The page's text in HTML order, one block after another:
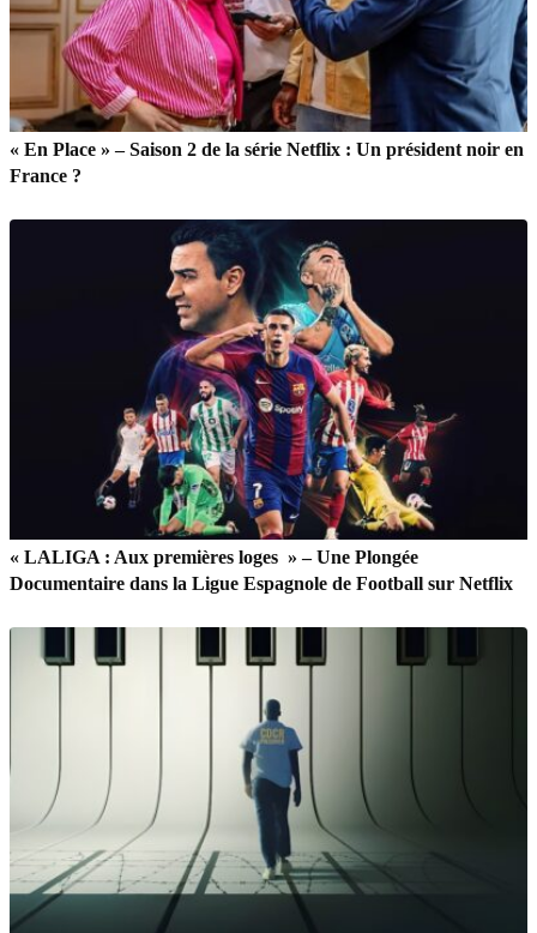
« En Place » – Saison 2 de la série Netflix : Un président noir en
France ?
« LALIGA : Aux premières loges » – Une Plongée
Documentaire dans la Ligue Espagnole de Football sur Netflix